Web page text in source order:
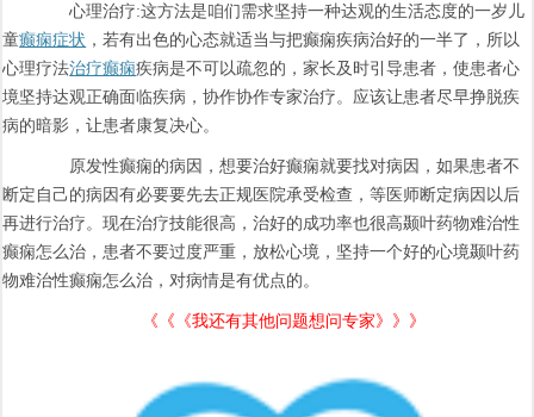
心理治疗:这方法是咱们需求坚持一种达观的生活态度的一岁儿
童癫痫症状 ，若有出色的心态就适当与把癫痫疾病治好的一半了，所以
心理疗法治疗癫痫疾病是不可以疏忽的，家长及时引导患者，使患者心
境坚持达观正确面临疾病，协作协作专家治疗。应该让患者尽早挣脱疾
病的暗影，让患者康复决心。
原发性癫痫的病因，想要治好癫痫就要找对病因，如果患者不
断定自己的病因有必要要先去正规医院承受检查，等医师断定病因以后
再进行治疗。现在治疗技能很高，治好的成功率也很高颞叶药物难治性
癫痫怎么治，患者不要过度严重，放松心境，坚持一个好的心境颞叶药
物难治性癫痫怎么治，对病情是有优点的。
《《《我还有其他问题想问专家》》》